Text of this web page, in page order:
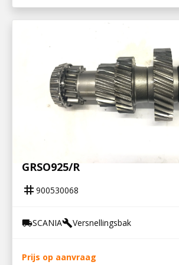
900530068
NEVENAS GRS895/R, GRS/
GRSO925/R
tag 900530068
local_shippingSCANIAbuildVersnellingsbak
Prijs op aanvraag